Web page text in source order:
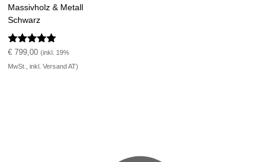
Massivholz & Metall
Schwarz
Bewertet mit
von 5
€ 799,00 (inkl. 19%
MwSt., inkl. Versand AT)